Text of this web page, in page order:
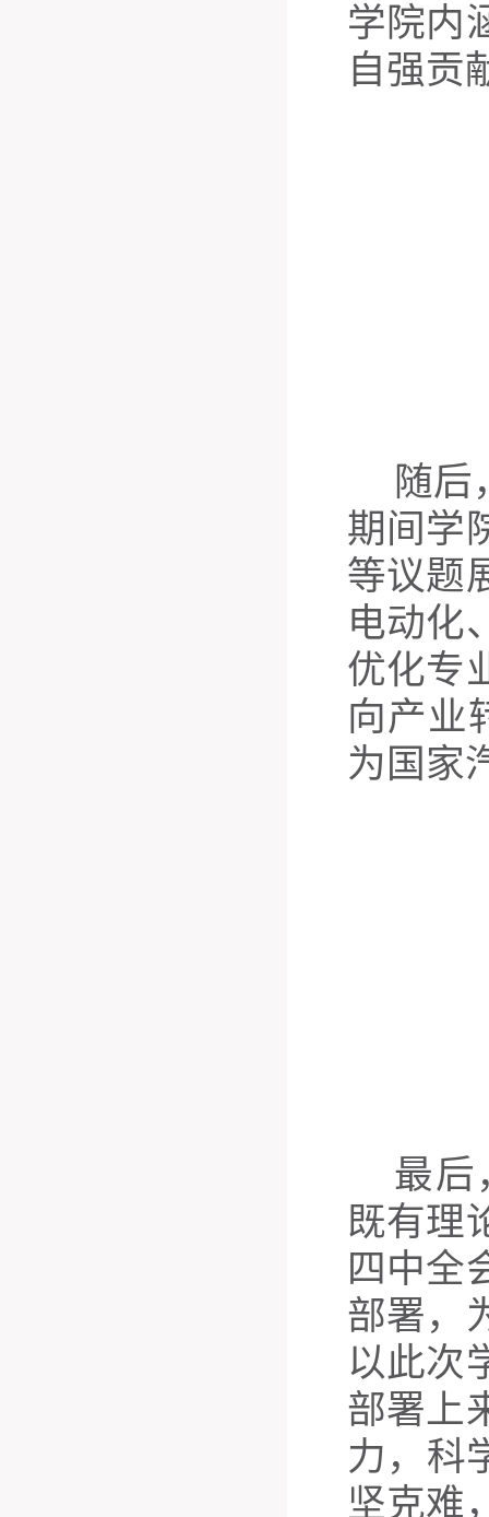
学院内
自强贡
随后
期间学
等议题
电动化
优化专
向产业
为国家
最后
既有理
四中全
部署，
以此次
部署上
力，科
坚克难